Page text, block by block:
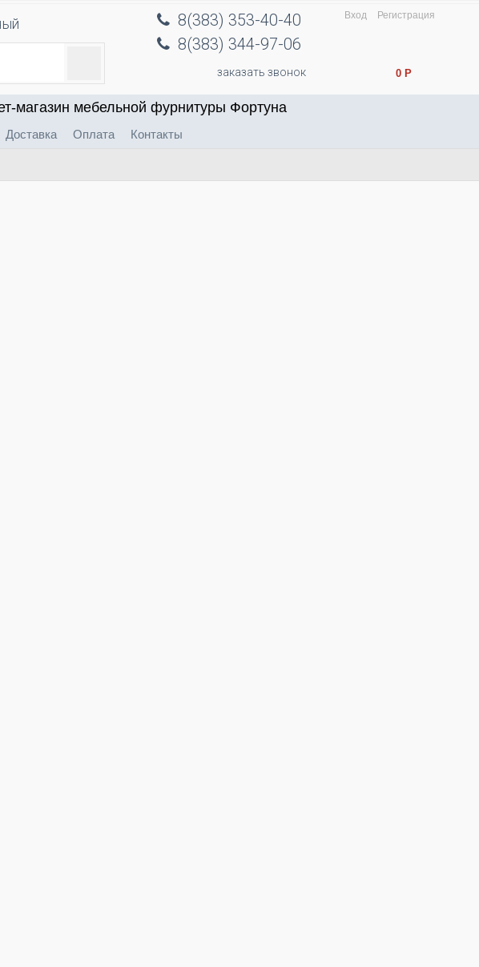
Вход Регистрация
8(383) 353-40-40
8(383) 344-97-06
заказать звонок 0 Р
магазин мебельной фурнитуры Фортуна
Доставка Оплата Контакты